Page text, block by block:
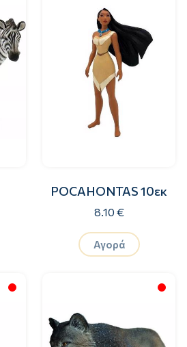
POCAHONTAS 10εκ
8.10 €
Αγορά